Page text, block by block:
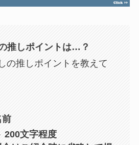
推しポイントは…？
の推しポイントを教えて
前
200文字程度